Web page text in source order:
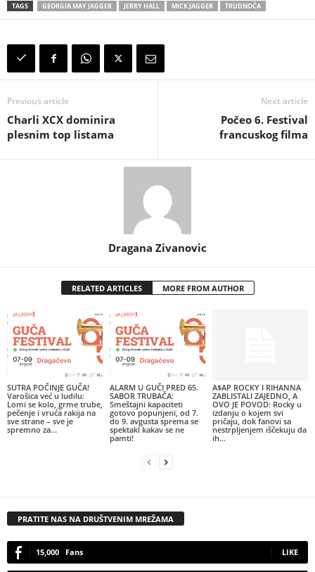
TAGS GEORGIA MAY JAGGER JERRY HALL MICK JAGGER TRUDNOĆA
Previous article
Charli XCX dominira
plesnim top listama
Next article
Počeo 6. Festival
francuskog filma
Dragana Zivanovic
RELATED ARTICLES MORE FROM AUTHOR
SUTRA POČINJE GUČA!
Varošica već u ludilu:
Lomi se kolo, grme trube,
pečenje i vruća rakija na
sve strane – sve je
spremno za...
ALARM U GUČI PRED 65.
SABOR TRUBAČA:
Smeštajni kapaciteti
gotovo popunjeni, od 7.
do 9. avgusta sprema se
spektakl kakav se ne
pamti!
A$AP ROCKY I RIHANNA
ZABLISTALI ZAJEDNO, A
OVO JE POVOD: Rocky u
izdanju o kojem svi
pričaju, dok fanovi sa
nestrpljenjem iščekuju da
ih...
PRATITE NAS NA DRUŠTVENIM MREŽAMA
15,000 Fans LIKE